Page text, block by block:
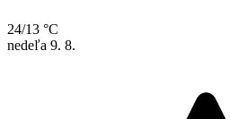
24/13 °C
nedeľa 9. 8.